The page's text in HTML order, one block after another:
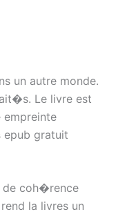
un autre monde.
Le livre est
empreinte
epub gratuit
de coh�rence
la livres un